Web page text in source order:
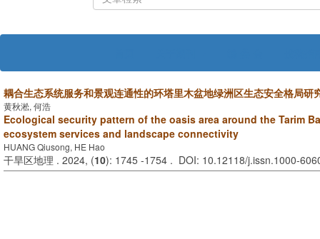
耦合生态系统服务和景观连通性的环塔里木盆地绿洲区生态安全格局研
黄秋淞, 何浩
Ecological security pattern of the oasis area around the Tarim
ecosystem services and landscape connectivity
HUANG Qiusong, HE Hao
干旱区地理 . 2024, (10): 1745 -1754 . DOI: 10.12118/j.issn.1000-